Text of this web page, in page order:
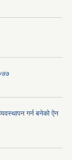
गर्न बनेको ऐन